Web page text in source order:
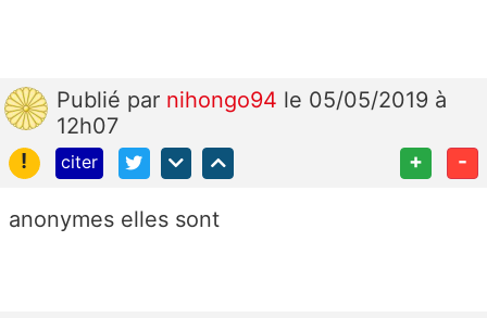
Publié par nihongo94 le 05/05/2019 à
12h07
!
citer + -
anonymes elles sont